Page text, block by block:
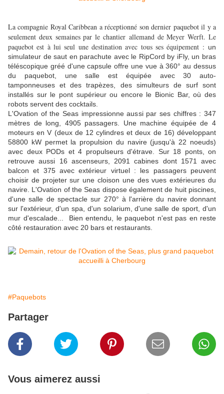
La compagnie Royal Caribbean a réceptionné son dernier paquebot il y a
seulement deux semaines par le chantier allemand de Meyer Werft. Le
paquebot est à lui seul une destination avec tous ses équipement : un
simulateur de saut en parachute avec le RipCord by iFly, un bras
téléscopique gréé d'une capsule offre une vue à 360° au dessus
du paquebot, une salle est équipée avec 30 auto-
tamponneuses et des trapèzes, des simulteurs de surf sont
installés sur le pont supérieur ou encorele Bionic Bar, où des
robots servent des cocktails.
L'Ovation of the Seas impressionne aussi par ses chiffres : 347
mètres de long, 4905 passagers. Une machine équipée de 4
moteurs en V (deux de 12 cylindres et deux de 16) développant
58800 kW permet la propulsion du navire (jusqu'à 22 noeuds)
avec deux PODs et 4 propulseurs d'étrave. Sur 18 ponts, on
retrouve aussi 16 ascenseurs, 2091 cabines dont1571 avec
balcon et 375 avec extérieur virtuel : les passagers peuvent
choisir de projeter sur une cloison une des vues extérieures du
navire. L'Ovation of the Seas dispose également de huit piscines,
d'une salle de spectacle sur 270° à l'arrière du navire donnant
sur l'extérieur, d'un spa, d'un solarium, d'une salle de sport, d'un
mur d'escalade...
Bien entendu, le paquebot n'est pas en reste
côté restauration avec 20 bars et restaurants.
#Paquebots
Partager
Vous aimerez aussi